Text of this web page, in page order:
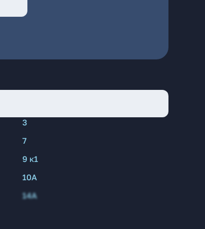
3
7
9 к1
10А
14А